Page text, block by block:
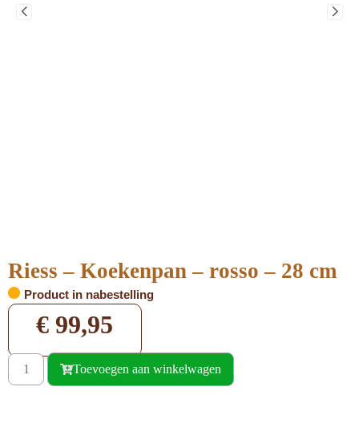
Riess – Koekenpan – rosso – 28 cm
Product in nabestelling
€ 99,95
Toevoegen aan winkelwagen